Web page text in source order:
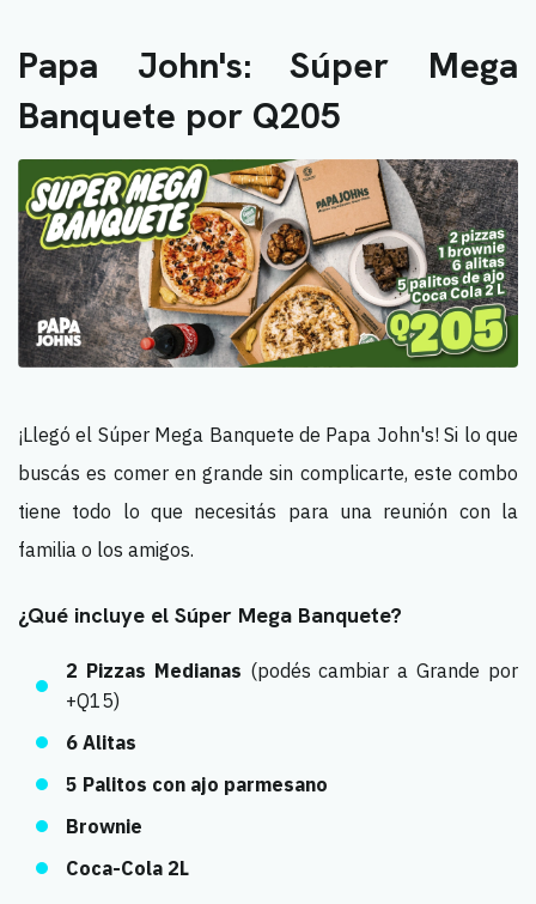
Papa John's: Súper Mega
Banquete por Q205
¡Llegó el Súper Mega Banquete de Papa John's! Si lo que
buscás es comer en grande sin complicarte, este combo
tiene todo lo que necesitás para una reunión con la
familia o los amigos.
¿Qué incluye el Súper Mega Banquete?
2 Pizzas Medianas (podés cambiar a Grande por
+Q15)
6 Alitas
5 Palitos con ajo parmesano
Brownie
Coca-Cola 2L